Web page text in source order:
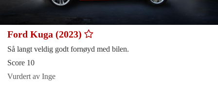
Ford Kuga (2023)
Så langt veldig godt fornøyd med bilen.
Score 10
Vurdert av Inge